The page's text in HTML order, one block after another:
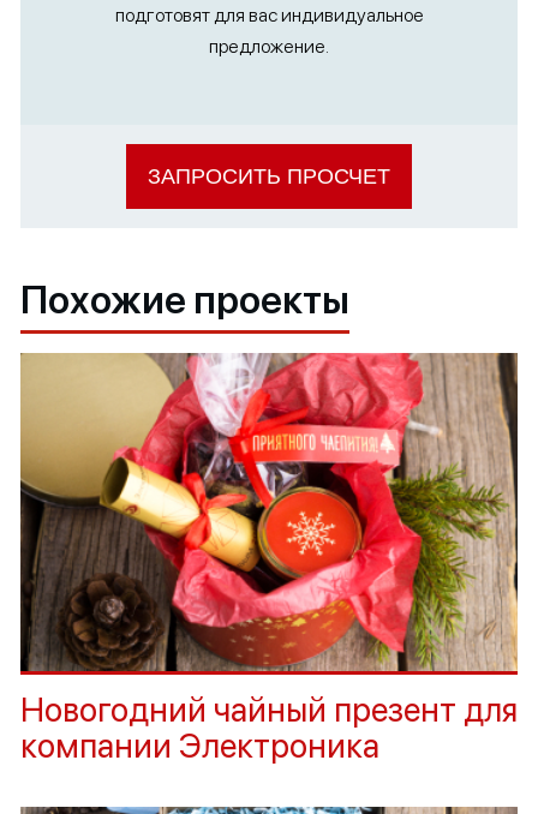
ЗАПРОСИТЬ ПРОСЧЕТ
подготовят для вас индивидуальное
предложение.
Похожие проекты
Новогодний чайный презент для
компании Электроника